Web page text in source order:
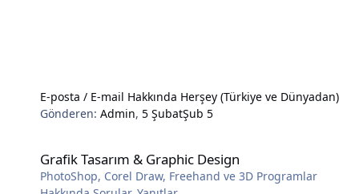
E-posta / E-mail Hakkında Herşey (Türkiye ve Dünyadan)
Gönderen:Admin,5 ŞubatŞub 5
Grafik Tasarım & Graphic Design
PhotoShop, Corel Draw, Freehand ve 3D Programlar